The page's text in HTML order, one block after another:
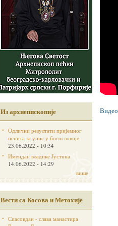
Из архиепископије
Одлични резултати пријемног
испита за упис у богословије
23.06.2022 - 10:34
Имендан владике Јустина
14.06.2022 - 14:29
више
Вести са Косова и Метохије
Спасовдан - слава манастира
Видео